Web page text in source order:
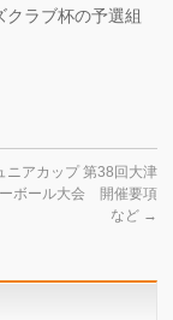
ラブ杯の予選組
ニアカップ 第38回大津
ボール大会 開催要項
など →